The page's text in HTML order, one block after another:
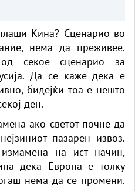
Кина? Сценарио во
нема да преживее.
секое сценарио за
Да се ​​каже дека е
бидејќи тоа е нешто
ден.
ако светот почне да
пазарен извоз.
на ист начин,
дека Европа е толку
нема да се промени.